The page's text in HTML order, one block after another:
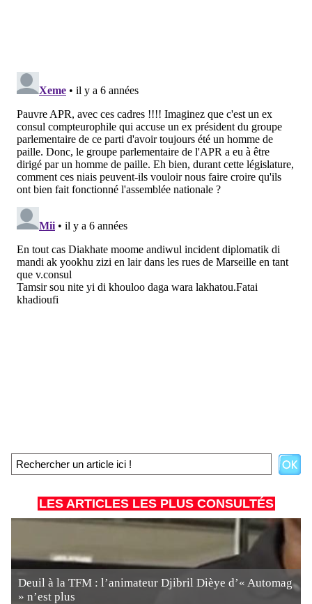
LES ARTICLES LES PLUS CONSULTÉS
Deuil à la TFM : l’animateur Djibril Dièye d’« Automag
» n’est plus